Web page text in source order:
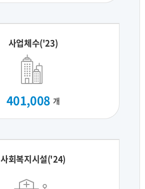
사업체수('23)
401,008 개
사회복지시설('24)